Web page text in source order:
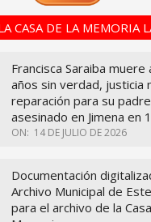
CASA DE LA MEMORIA
Francisca Saraiba muere
años sin verdad, justicia
reparación para su
asesinado en Jimena en
ON: 14 DE JULIO DE 2026
Documentación
Archivo Municipal de
para el archivo de la